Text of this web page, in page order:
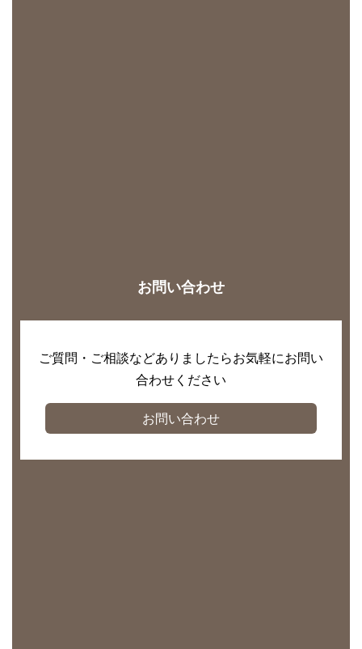
お問い合わせ
ご質問・ご相談などありましたらお気軽にお問い
合わせください
お問い合わせ